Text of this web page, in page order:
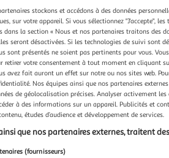
stockons et accédons à des données
sur votre appareil. Si vous sélectionnez "J'accepte",
dans la section « Nous et nos partenaires traitons des
seront désactivées. Si les technologies de suivi sont
sont présentés ne soient pas pertinents pour vous.
retirer votre consentement à tout moment en cliquant
avez fait auront un effet sur notre ou nos sites web.
Nos équipes ainsi que nos partenaires
de géolocalisation précises. Analyser activement
à des informations sur un appareil. Publicités et
études d’audience et développement de services.
que nos partenaires externes, traitent
(fournisseurs)